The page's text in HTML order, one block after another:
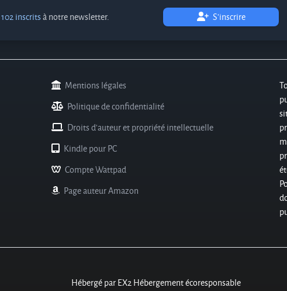
102 inscritsà notre newsletter. S'inscrire
Mentions légales
Politique de confidentialité
Droits d'auteur et propriété intellectuelle
Kindle pour PC
Compte Wattpad
Page auteur Amazon
Hébergé par EX2 Hébergement écoresponsable